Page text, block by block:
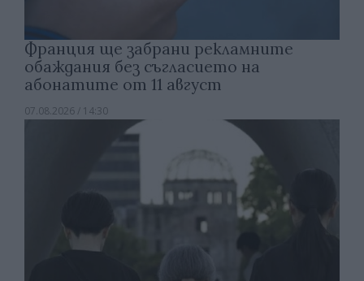
Франция ще забрани рекламните
обаждания без съгласието на
абонатите от 11 август
07.08.2026 / 14:30